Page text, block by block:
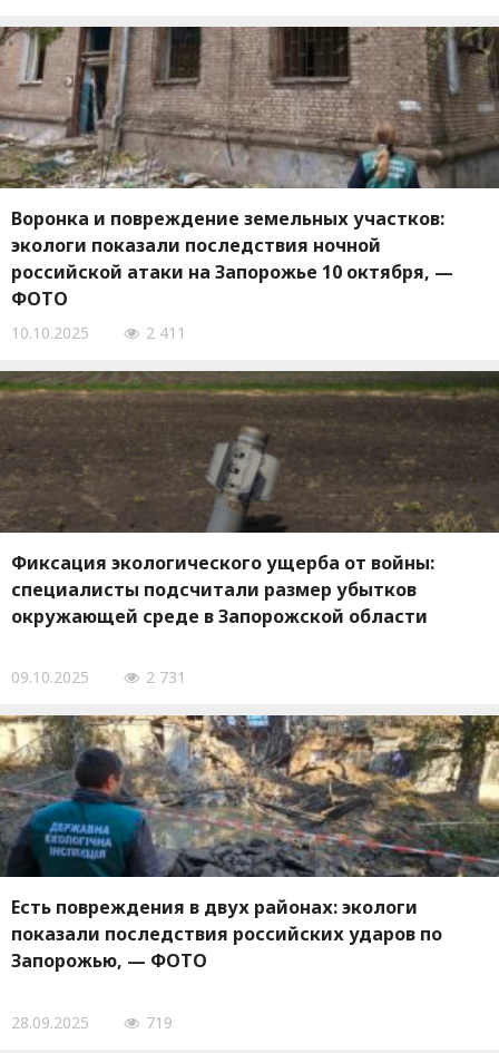
Воронка и повреждение земельных участков:
экологи показали последствия ночной
российской атаки на Запорожье 10 октября, —
ФОТО
10.10.2025 2 411
Фиксация экологического ущерба от войны:
специалисты подсчитали размер убытков
окружающей среде в Запорожской области
09.10.2025 2 731
Есть повреждения в двух районах: экологи
показали последствия российских ударов по
Запорожью, — ФОТО
28.09.2025 719